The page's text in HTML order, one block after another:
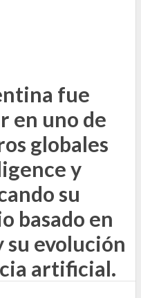
fue
en uno de
globales
y
su
basado en
su evolución
artificial.